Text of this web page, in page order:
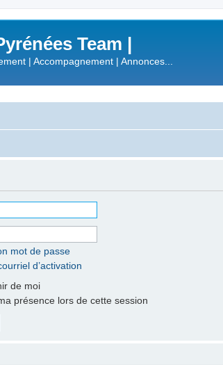
Team |
| Accompagnement | Annonces...
mot de passe
d’activation
de moi
présence lors de cette session